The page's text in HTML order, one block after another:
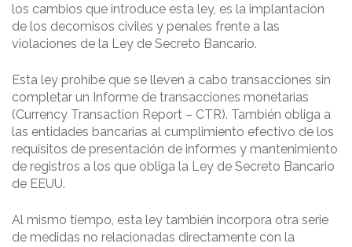
los cambios que introduce esta ley, es la implantación
de los decomisos civiles y penales frente a las
violaciones de la Ley de Secreto Bancario.
Esta ley prohíbe que se lleven a cabo transacciones sin
completar un Informe de transacciones monetarias
(Currency Transaction Report – CTR). También obliga a
las entidades bancarias al cumplimiento efectivo de los
requisitos de presentación de informes y mantenimiento
de registros a los que obliga la Ley de Secreto Bancario
de EEUU.
Al mismo tiempo, esta ley también incorpora otra serie
de medidas no relacionadas directamente con la